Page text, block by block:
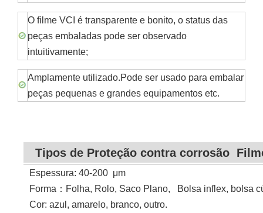
O filme VCI é transparente e bonito, o status das
peças embaladas pode ser observado
intuitivamente;
Amplamente utilizado.Pode ser usado para embalar
peças pequenas e grandes equipamentos etc.
Tipos de Proteção contra corrosão
Espessura: 40-200 μm
Forma ： Folha, Rolo, Saco Plano, Bolsa inflex, bolsa
Cor: azul, amarelo, branco, outro.